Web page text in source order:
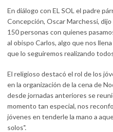
En diálogo con EL SOL el padre
Concepción, Oscar Marchessi,
150 personas con quienes
al obispo Carlos, algo que nos
que lo seguiremos realizando
El religioso destacó el rol de los
en la organización de la cena de
desde jornadas anteriores se
momento tan especial, nos
jóvenes en tenderle la mano a
solos".